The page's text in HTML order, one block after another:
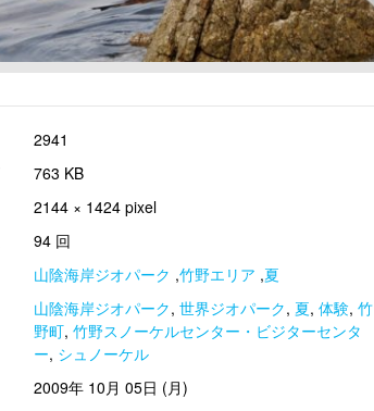
2941
763 KB
2144 × 1424 pixel
94 回
山陰海岸ジオパーク ,竹野エリア ,夏
山陰海岸ジオパーク, 世界ジオパーク, 夏, 体験, 竹
野町, 竹野スノーケルセンター・ビジターセンタ
ー, シュノーケル
2009年 10月 05日 (月)